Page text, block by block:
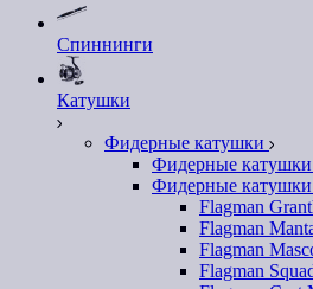
Спиннинги
Катушки
Фидерные катушки
Фидерные
Фидерные
Flagman
Flagman
Flagman
Flagman